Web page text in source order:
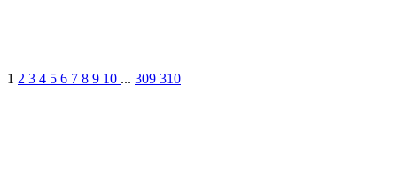
1 2 3 4 5 6 7 8 9 10 ... 309 310